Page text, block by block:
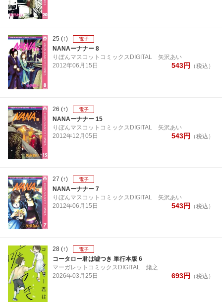
25 (↑) 電子
NANAーナナー 8
りぼんマスコットコミックスDIGITAL 矢沢あい
2012年06月 15日 543円 （税込）
26 (↑) 電子
NANAーナナー 15
りぼんマスコットコミックスDIGITAL 矢沢あい
2012年12月05日 543円 （税込）
27 (↑) 電子
NANAーナナー 7
りぼんマスコットコミックスDIGITAL 矢沢あい
2012年06月 15日 543円 （税込）
28 (↑) 電子
コータロー君は嘘つき 単行本版 6
マーガレットコミックスDIGITAL 緒之
2026年03月 25日 693円 （税込）